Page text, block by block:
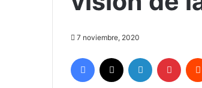
7 noviembre, 2020
Facebook LinkedIn